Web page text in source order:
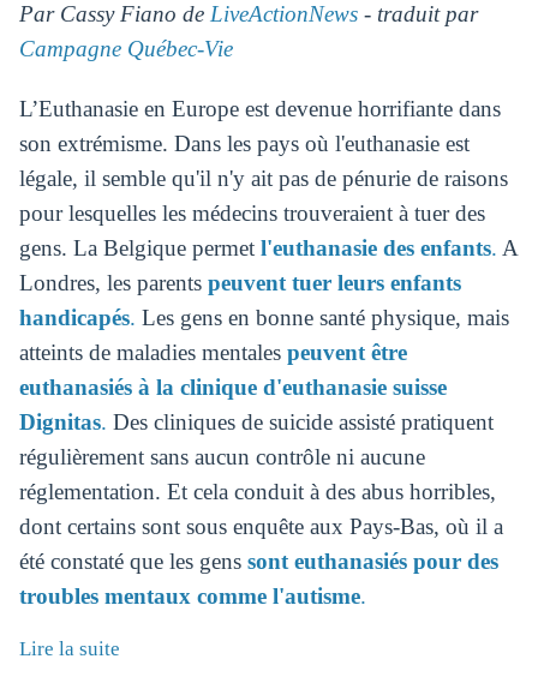
Par Cassy Fiano de LiveActionNews- traduit par
Campagne Québec-Vie
L’Euthanasie en Europe est devenue horrifiante dans
son extrémisme. Dans les pays où l'euthanasie est
légale, il semble qu'il n'y ait pas de pénurie de raisons
pour lesquelles les médecins trouveraient à tuer des
gens. La Belgique permet l'euthanasie des enfants. A
Londres, les parents peuvent tuer leurs enfants
handicapés. Les gens en bonne santé physique, mais
atteints de maladies mentales peuvent être
euthanasiés à la clinique d'euthanasie suisse
Dignitas. Des cliniques de suicide assisté pratiquent
régulièrement sans aucun contrôle ni aucune
réglementation. Et cela conduit à des abus horribles,
dont certains sont sous enquête aux Pays-Bas, où il a
été constaté que les gens sont euthanasiés pour des
troubles mentaux comme l'autisme.
Lire la suite